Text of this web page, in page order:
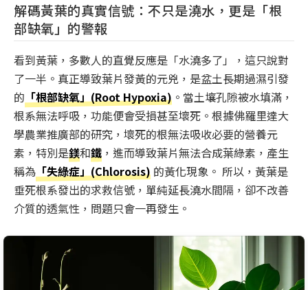
解碼黃葉的真實信號：不只是澆水，更是「根
部缺氧」的警報
看到黃葉，多數人的直覺反應是「水澆多了」，這只說對
了一半。真正導致葉片發黃的元兇，是盆土長期過濕引發
的 「根部缺氧」(Root Hypoxia) 。當土壤孔隙被水填滿，
根系無法呼吸，功能便會受損甚至壞死。根據佛羅里達大
學農業推廣部的研究，壞死的根無法吸收必要的營養元
素，特別是鎂和鐵 ，進而導致葉片無法合成葉綠素，產生
稱為 「失綠症」(Chlorosis) 的黃化現象。 所以，黃葉是
垂死根系發出的求救信號，單純延長澆水間隔，卻不改善
介質的透氣性，問題只會一再發生。